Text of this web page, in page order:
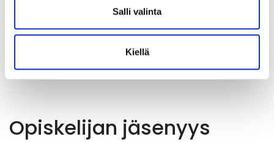
Salli valinta
Kiellä
kieliyhdistykset tarjoavat opiskelijoille edullisempaa
Yhdistysten yhteystietoja
Opiskelijan jäsenyys